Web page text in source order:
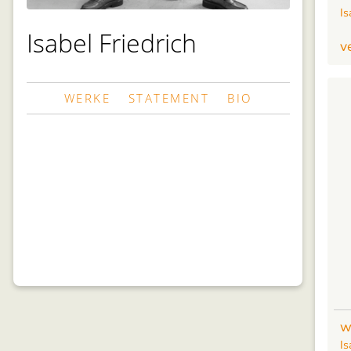
Isabel Friedrich
WERKE STATEMENT BIO